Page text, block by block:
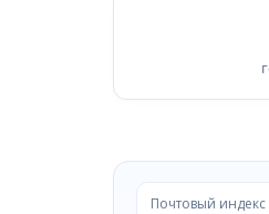
Почтовый индекс